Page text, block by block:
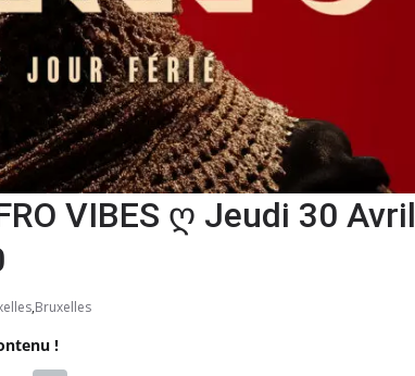
VIBES ღ Jeudi 30 Avril
,Bruxelles
!